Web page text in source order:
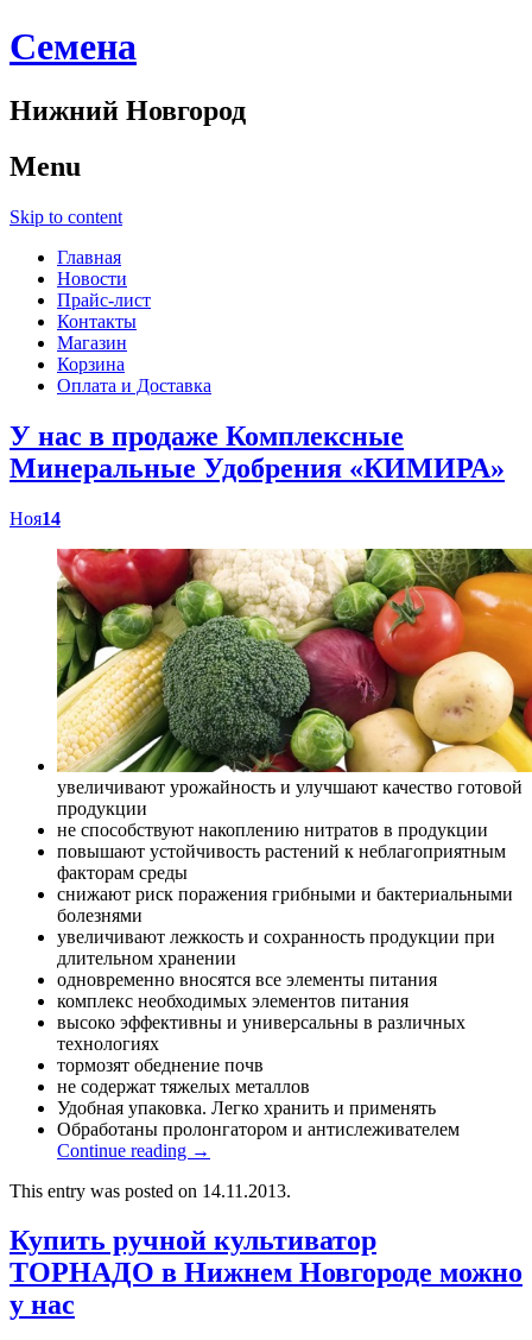
Cемена
Нижний Новгород
Menu
Skip to content
Главная
Новости
Прайс-лист
Контакты
Магазин
Корзина
Оплата и Доставка
У нас в продаже Комплексные
Минеральные Удобрения «КИМИРА»
Ноя14
увеличивают урожайность и улучшают качество готовой
продукции
не способствуют накоплению нитратов в продукции
повышают устойчивость растений к неблагоприятным
факторам среды
снижают риск поражения грибными и бактериальными
болезнями
увеличивают лежкость и сохранность продукции при
длительном хранении
одновременно вносятся все элементы питания
комплекс необходимых элементов питания
высоко эффективны и универсальны в различных
технологиях
тормозят обеднение почв
не содержат тяжелых металлов
Удобная упаковка. Легко хранить и применять
Обработаны пролонгатором и антислеживателем
Continue reading →
This entry was posted on 14.11.2013.
Купить ручной культиватор
ТОРНАДО в Нижнем Новгороде можно
у нас